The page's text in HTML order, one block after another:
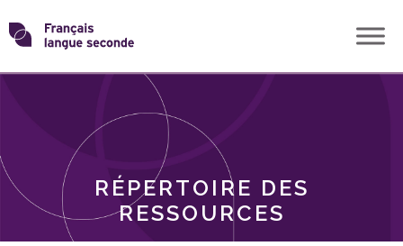
Skip
toTransformons
langue
RÉPERTOIRE DES
RESSOURCES
THÈMES